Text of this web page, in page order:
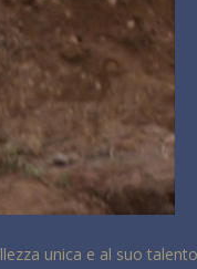
unica e al suo